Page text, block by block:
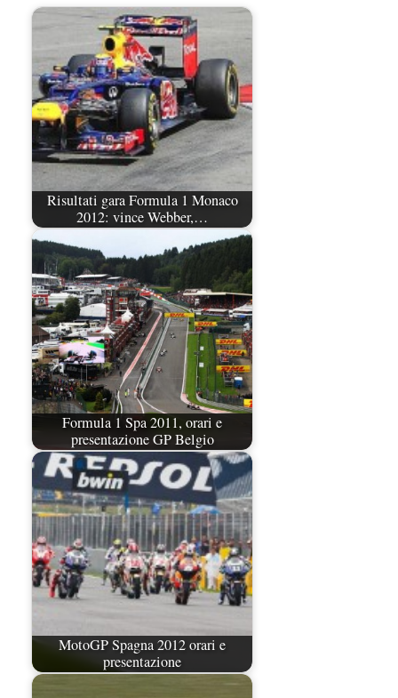
Risultati gara Formula 1 Monaco
2012: vince Webber,…
Formula 1 Spa 2011, orari e
presentazione GP Belgio
MotoGP Spagna 2012 orari e
presentazione